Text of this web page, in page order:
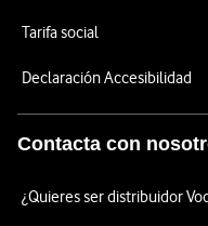
Tarifa social
Declaración Accesibilidad
Contacta con
¿Quieres ser distribuidor